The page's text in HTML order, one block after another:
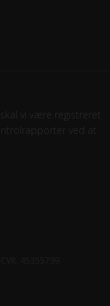
vi være registreret
ved at